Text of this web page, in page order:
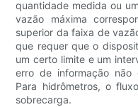
quantidade medida ou
vazão máxima
superior da faixa de
que requer que o
um certo limite e um
erro de informação não
Para hidrômetros, o
sobrecarga.